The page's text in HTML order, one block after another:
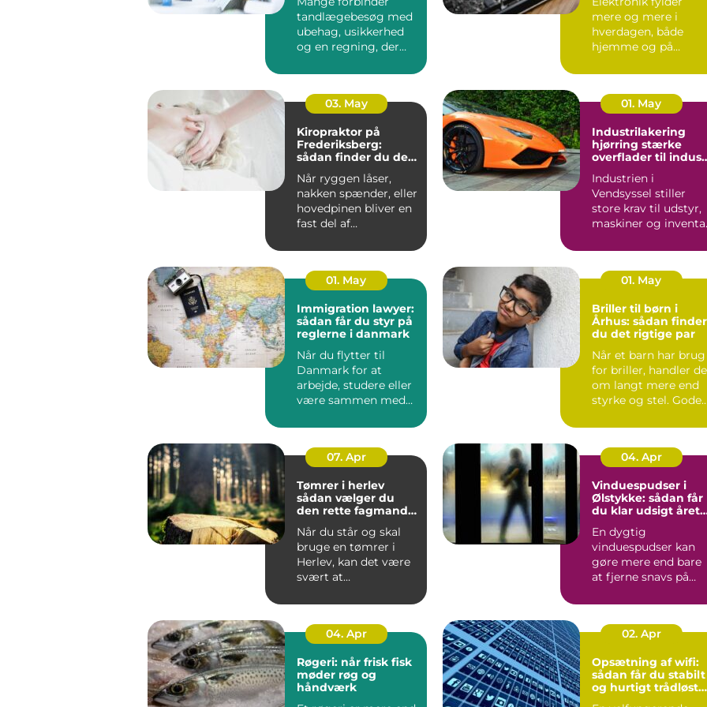
tandlægebesøg med
ubehag, usikkerhed
og en regning, der
budgettet. S...
mere og mere i
hverdagen, både
hjemme og på
mobil, tv, wifi, o...
03. May
Kiropraktor på
Frederiksberg:
sådan finder du den
Når ryggen låser,
nakken spænder, eller
hovedpinen bliver en
fast del af
01. May
Industrilakering
hjørring stærke
overflader til
Industrien i
Vendsyssel stiller
store krav til udstyr,
maskiner og
stålkonstruktioner,...
01. May
Immigration lawyer:
sådan får du styr på
reglerne i danmark
Når du flytter til
Danmark for at
arbejde, studere eller
være sammen med
hurti...
01. May
Briller til børn i
Århus: sådan finder
du det rigtige par
Når et barn har brug
for briller, handler
om langt mere end
styrke og stel. Gode
07. Apr
Tømrer i herlev
sådan vælger du
den rette fagmand
Når du står og skal
bruge en tømrer i
Herlev, kan det være
svært at
du bør vælge, o...
04. Apr
Vinduespudser i
Ølstykke: sådan får
du klar udsigt året
En dygtig
vinduespudser kan
gøre mere end bare
at fjerne snavs på
g...
04. Apr
Røgeri: når frisk fisk
møder røg og
håndværk
02. Apr
Opsætning af wifi:
sådan får du stabilt
og hurtigt trådløst